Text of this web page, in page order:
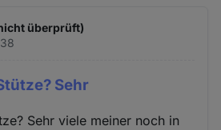
überprüft)
Sehr
Sehr viele meiner noch in